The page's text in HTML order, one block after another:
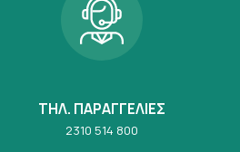
ΤΗΛ. ΠΑΡΑΓΓΕΛΙΕΣ
2310 514 800